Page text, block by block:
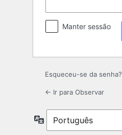
Manter sessão
Esqueceu-se da senha?
← Ir para Observar
Idioma